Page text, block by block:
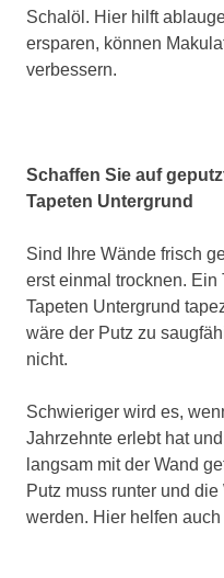
Schalöl. Hier hilft
ersparen, können
verbessern.
Schaffen Sie auf
Tapeten Untergrund
Sind Ihre Wände frisch
erst einmal trocknen. Ein
Tapeten Untergrund
wäre der Putz zu
nicht.
Schwieriger wird es,
Jahrzehnte erlebt hat
langsam mit der Wand
Putz muss runter und
werden. Hier helfen